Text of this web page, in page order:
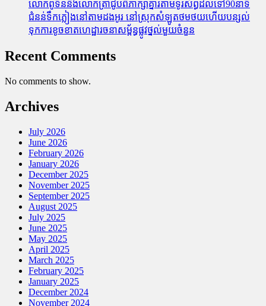
លោកពូទីននិងលោកត្រាំជូបពិភាក្សាគ្នារតាមទូរស័ព្ធដល់ទៅ90នាទី
ជំនន់​ទឹកភ្លៀង​នៅ​តាម​ដងអូរ​ នៅ​ស្រុក​សំឡូត​ថមថយ​ហើយ​បន្សល់​
ទុក​ការ​ខូចខាត​ហេដ្ឋារចនាសម្ព័ន្ធ​ផ្លូវថ្នល់​មួយ​ចំនួន
Recent Comments
No comments to show.
Archives
July 2026
June 2026
February 2026
January 2026
December 2025
November 2025
September 2025
August 2025
July 2025
June 2025
May 2025
April 2025
March 2025
February 2025
January 2025
December 2024
November 2024